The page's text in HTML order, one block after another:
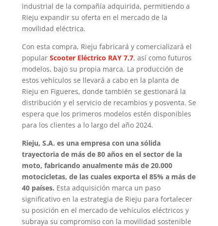
industrial de la compañía adquirida, permitiendo a
Rieju expandir su oferta en el mercado de la
movilidad eléctrica.
Con esta compra, Rieju fabricará y comercializará el
popular Scooter Eléctrico RAY 7.7, así como futuros
modelos, bajo su propia marca. La producción de
estos vehículos se llevará a cabo en la planta de
Rieju en Figueres, donde también se gestionará la
distribución y el servicio de recambios y posventa. Se
espera que los primeros modelos estén disponibles
para los clientes a lo largo del año 2024.
Rieju, S.A. es una empresa con una sólida
trayectoria de más de 80 años en el sector de la
moto, fabricando anualmente más de 20.000
motocicletas, de las cuales exporta el 85% a más de
40 países. Esta adquisición marca un paso
significativo en la estrategia de Rieju para fortalecer
su posición en el mercado de vehículos eléctricos y
subraya su compromiso con la movilidad sostenible